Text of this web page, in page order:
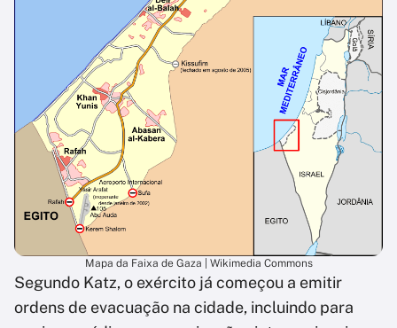
Mapa da Faixa de Gaza | Wikimedia Commons
Segundo Katz, o exército já começou a emitir
ordens de evacuação na cidade, incluindo para